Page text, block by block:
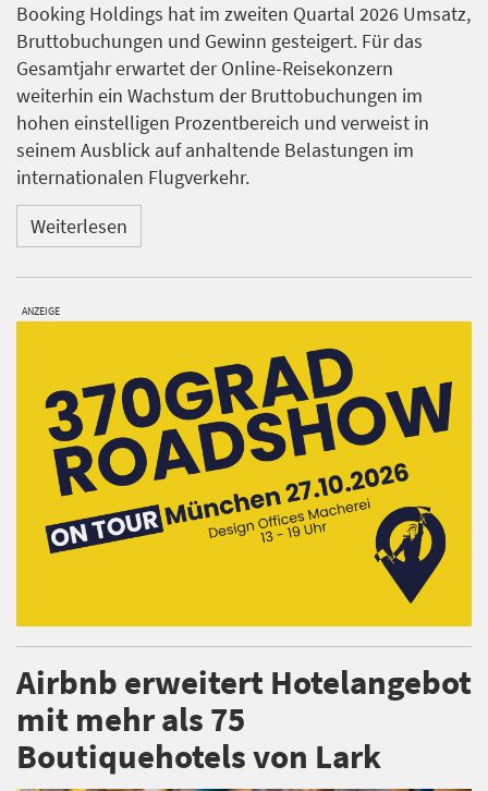
Booking Holdings hat im zweiten Quartal 2026 Umsatz,
Bruttobuchungen und Gewinn gesteigert. Für das
Gesamtjahr erwartet der Online-Reisekonzern
weiterhin ein Wachstum der Bruttobuchungen im
hohen einstelligen Prozentbereich und verweist in
seinem Ausblick auf anhaltende Belastungen im
internationalen Flugverkehr.
Weiterlesen
ANZEIGE
Airbnb erweitert Hotelangebot
mit mehr als 75
Boutiquehotels von Lark